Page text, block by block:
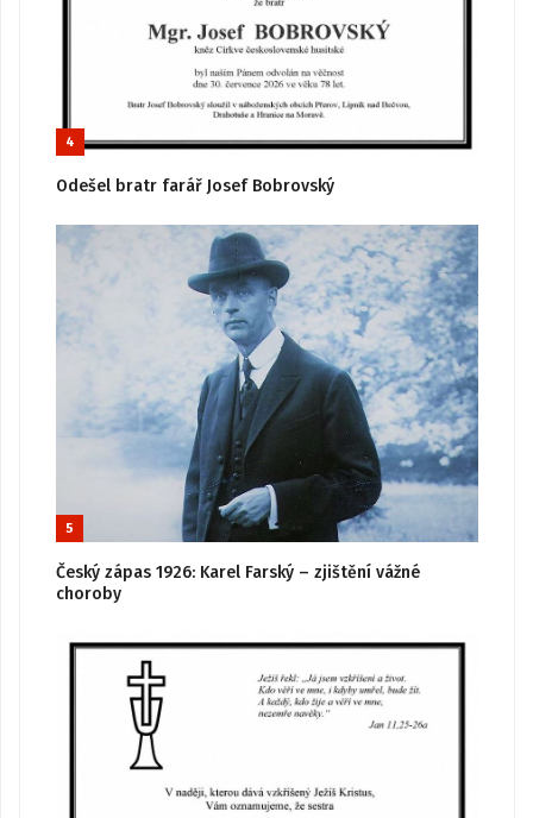
4
Odešel bratr farář Josef Bobrovský
5
Český zápas 1926: Karel Farský – zjištění vážné
choroby